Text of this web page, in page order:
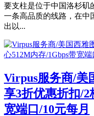
要支柱是位于中国洛杉
一条高品质的线路，在中
出以...
Virpus服务商/美
享3折优惠折扣/2
宽端口/10元每月